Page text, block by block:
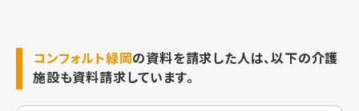
コンフォルト緑岡の資料を請求した人は、以下の介護
施設も資料請求しています。